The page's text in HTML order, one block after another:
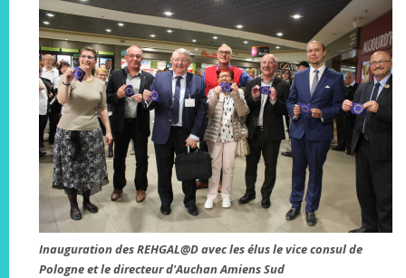
Inauguration des REHGAL@D avec les élus le vice consul de
Pologne et le directeur d'Auchan Amiens Sud